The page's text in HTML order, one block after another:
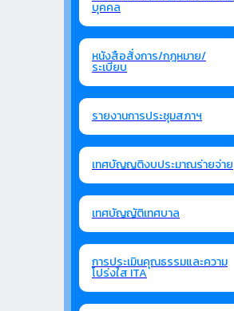
บุคคล
หนังสือสั่งการ/กฎหมาย/
ระเบียบ
รายงานการประชุมสภาฯ
เทศบัญญติงบประมาณร่ายจ่าย
เทศบัญญัติเทศบาล
การประเมินคุณธรรมและความ
โปร่งใส ITA